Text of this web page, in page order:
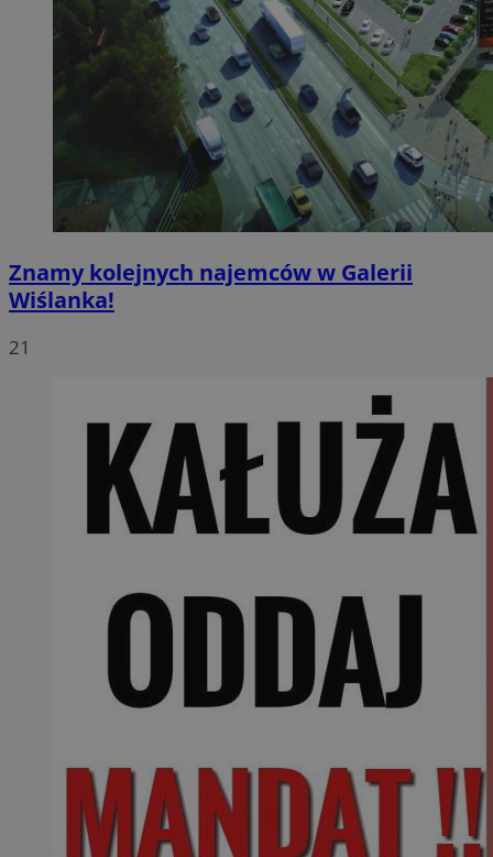
Znamy kolejnych najemców w Galerii
Wiślanka!
21